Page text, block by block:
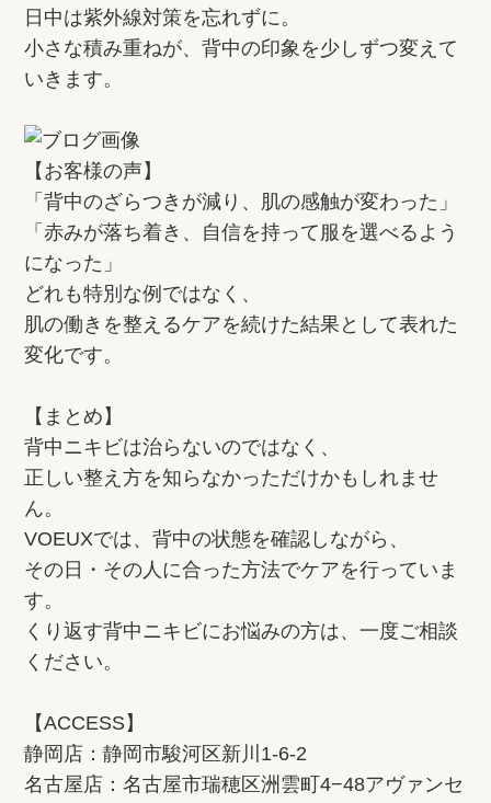
日中は紫外線対策を忘れずに。
小さな積み重ねが、背中の印象を少しずつ変えて
いきます。
【お客様の声】
「背中のざらつきが減り、肌の感触が変わった」
「赤みが落ち着き、自信を持って服を選べるよう
になった」
どれも特別な例ではなく、
肌の働きを整えるケアを続けた結果として表れた
変化です。
【まとめ】
背中ニキビは治らないのではなく、
正しい整え方を知らなかっただけかもしれませ
ん。
VOEUXでは、背中の状態を確認しながら、
その日・その人に合った方法でケアを行っていま
す。
くり返す背中ニキビにお悩みの方は、一度ご相談
ください。
【ACCESS】
静岡店：静岡市駿河区新川1-6-2
名古屋店：名古屋市瑞穂区洲雲町4−48アヴァンセ